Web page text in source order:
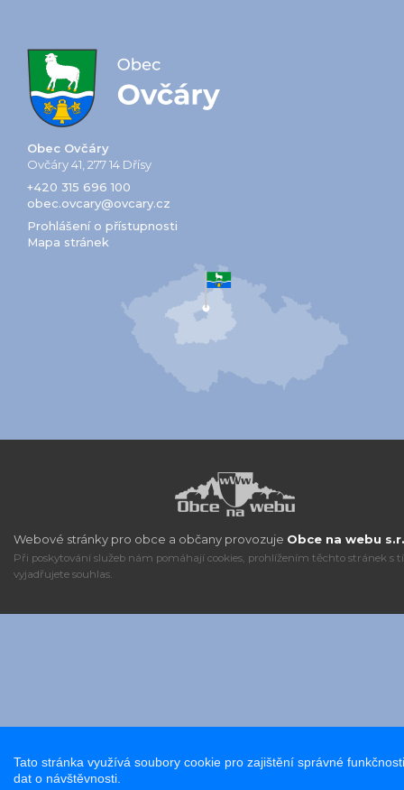
Obec Ovčáry
Ovčáry 41, 277 14 Dřísy
+420 315 696 100
obec.ovcary@ovcary.cz
Prohlášení o přístupnosti
Mapa stránek
Webové stránky pro obce a občany provozuje Obce na webu
Při poskytování služeb nám pomáhají cookies, prohlížením těchto stránek s
vyjadřujete souhlas.
Tato stránka využívá soubory cookie pro zajištění správné
dat o návštěvnosti.